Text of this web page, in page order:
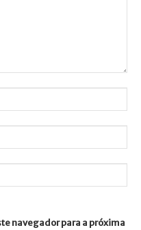
navegador para a próxima